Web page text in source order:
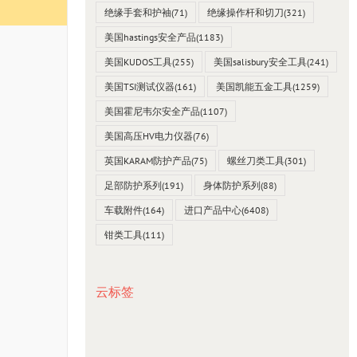
绝缘手套和护袖(71) 绝缘操作杆和切刀(321)
美国hastings安全产品(1183)
美国KUDOS工具(255) 美国salisbury安全工具(241)
美国TSI测试仪器(161) 美国凯能五金工具(1259)
美国霍尼韦尔安全产品(1107)
美国高压HV电力仪器(76)
英国KARAM防护产品(75) 螺丝刀类工具(301)
足部防护系列(191) 身体防护系列(88)
车载附件(164) 进口产品中心(6408)
钳类工具(111)
云标签